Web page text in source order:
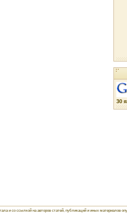
30
и со ссылкой на авторов статей, публикаций и иных материалов